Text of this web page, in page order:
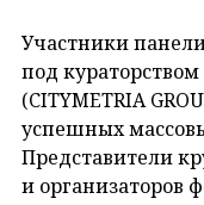
Участники
под
(CITYMETRIA
успешных
Представители
и организаторов